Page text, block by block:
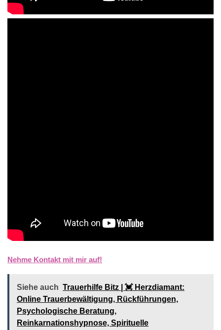
Nehme Kontakt mit mir auf!
Siehe auch Trauerhilfe Bitz | 💓️️ Herzdiamant:
Online Trauerbewältigung, Rückführungen,
Psychologische Beratung,
Reinkarnationshypnose, Spirituelle